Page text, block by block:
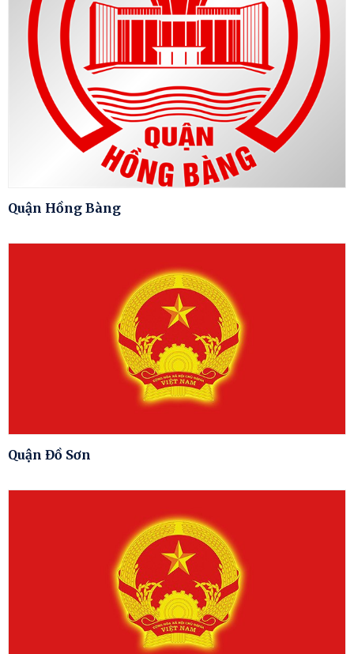
Quận Hồng Bàng
Quận Đồ Sơn